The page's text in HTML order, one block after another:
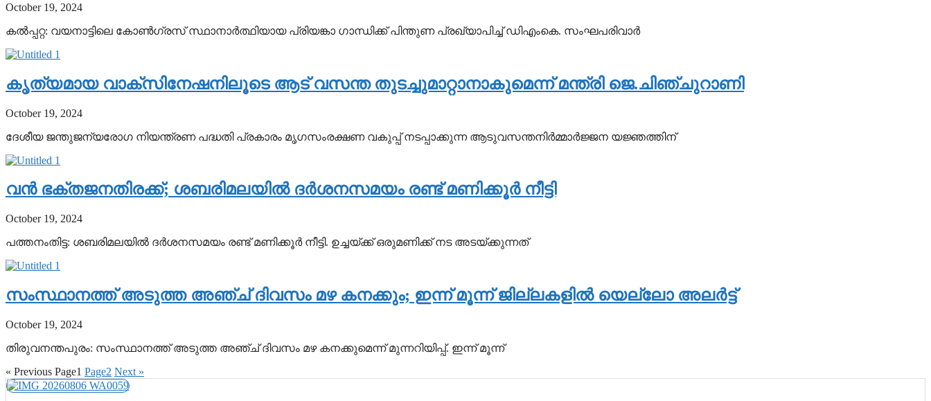
October 19, 2024
കല്‍പ്പറ്റ: വയനാട്ടിലെ കോണ്‍ഗ്രസ് സ്ഥാനാര്‍ത്ഥിയായ പ്രിയങ്കാ ഗാന്ധിക്ക് പിന്തുണ പ്രഖ്യാപിച്ച് ഡിഎംകെ. സംഘപരിവാര്‍
കൃത്യമായ വാക്‌സിനേഷനിലൂടെ ആട് വസന്ത തുടച്ചുമാറ്റാനാകുമെന്ന് മന്ത്രി ജെ.ചിഞ്ചുറാണി
October 19, 2024
ദേശീയ ജന്തുജന്യരോഗ നിയന്ത്രണ പദ്ധതി പ്രകാരം മൃഗസംരക്ഷണ വകുപ്പ് നടപ്പാക്കുന്ന ആടുവസന്തനിര്‍മ്മാര്‍ജ്ജന യജ്ഞത്തിന്
വന്‍ ഭക്തജനതിരക്ക്; ശബരിമലയില്‍ ദര്‍ശനസമയം രണ്ട് മണിക്കൂര്‍ നീട്ടി
October 19, 2024
പത്തനംതിട്ട: ശബരിമലയില്‍ ദര്‍ശനസമയം രണ്ട് മണിക്കൂര്‍ നീട്ടി. ഉച്ചയ്ക്ക് ഒരുമണിക്ക് നട അടയ്ക്കുന്നത്
സംസ്ഥാനത്ത് അടുത്ത അഞ്ച് ദിവസം മഴ കനക്കും; ഇന്ന് മൂന്ന് ജില്ലകളില്‍ യെല്ലോ അലര്‍ട്ട്
October 19, 2024
തിരുവനന്തപുരം: സംസ്ഥാനത്ത് അടുത്ത അഞ്ച് ദിവസം മഴ കനക്കുമെന്ന് മുന്നറിയിപ്പ്. ഇന്ന് മൂന്ന്
« Previous Page1 Page2 Next »